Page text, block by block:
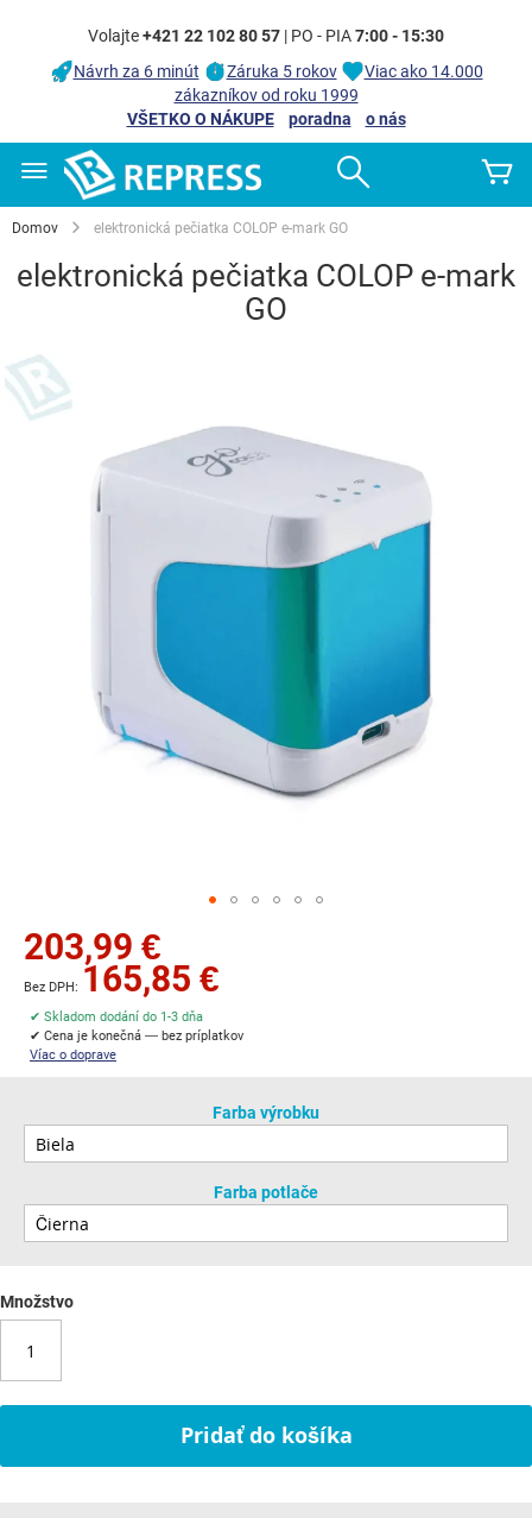
Volajte+421 22 102 80 57 | PO - PIA7:00 - 15:30
Návrh za 6 minút
Záruka 5 rokov
Viac ako 14.000
zákazníkov od roku 1999
VŠETKO O NÁKUPE
poradna
o nás
Domov elektronická pečiatka COLOP e-mark GO
elektronická pečiatka COLOP e-mark
GO
Preskočiť
koniec
obrázkov
203,99 €
165,85 €
✔ Skladom dodání do 1-3 dňa
✔ Cena je konečná — bez príplatkov
Víac o doprave
Farba výrobku
Farba potlače
Množstvo
Pridať do košíka